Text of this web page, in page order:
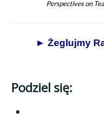
Perspectives on
► Żeglujmy
Podziel się: